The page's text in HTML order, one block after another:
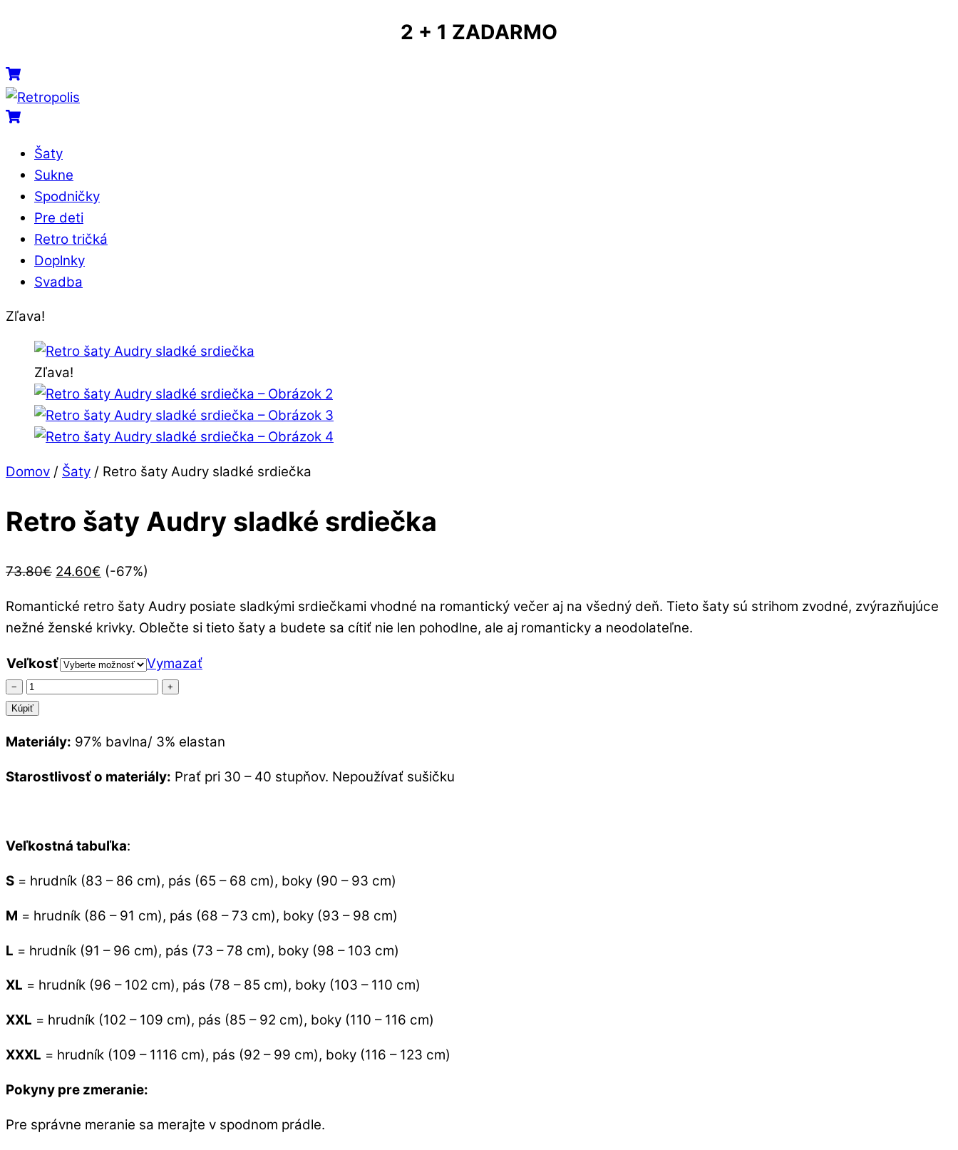
content
2 + 1 ZADARMO
Menu
Cart
Cart
Šaty
Sukne
Spodničky
Pre deti
Retro tričká
Doplnky
Svadba
Close
Menu
Close
Zľava!
Zľava!
Domov / Šaty / Retro šaty Audry sladké srdiečka
Retro šaty Audry sladké srdiečka
73.80€ Pôvodná
bola:
73.80€.
24.60€ Aktuálna
je:
24.60€.
(-67%)
Romantické retro šaty Audry posiate sladkými srdiečkami vhodné na romantický večer aj na všedný deň. Tieto šaty sú strihom zvodné, zvýrazňujúce
nežné ženské krivky. Oblečte si tieto šaty a budete sa cítiť nie len pohodlne, ale aj romanticky a neodolateľne.
Veľkosť Vymazať
−
množstvo
Retro
Audry
sladké
+
Kúpiť
Materiály: 97% bavlna/ 3% elastan
Starostlivosť o materiály: Prať pri 30 – 40 stupňov. Nepoužívať sušičku
Veľkostná tabuľka:
S = hrudník (83 – 86 cm), pás (65 – 68 cm), boky (90 – 93 cm)
M = hrudník (86 – 91 cm), pás (68 – 73 cm), boky (93 – 98 cm)
L = hrudník (91 – 96 cm), pás (73 – 78 cm), boky (98 – 103 cm)
XL = hrudník (96 – 102 cm), pás (78 – 85 cm), boky (103 – 110 cm)
XXL = hrudník (102 – 109 cm), pás (85 – 92 cm), boky (110 – 116 cm)
XXXL = hrudník (109 – 1116 cm), pás (92 – 99 cm), boky (116 – 123 cm)
Pokyny pre zmeranie:
Pre správne meranie sa merajte v spodnom prádle.